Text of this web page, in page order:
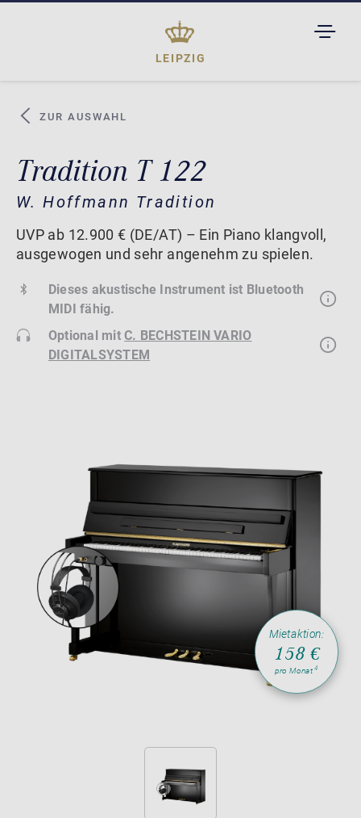
LEIPZIG
ZUR AUSWAHL
Tradition T 122
W. Hoffmann Tradition
UVP ab 12.900 € (DE/AT) – Ein Piano klangvoll,
ausgewogen und sehr angenehm zu spielen.
Dieses akustische Instrument ist Bluetooth
MIDI fähig.
Optional mitC. BECHSTEIN VARIO
DIGITALSYSTEM
Mietaktion:
158 €
pro Monat4